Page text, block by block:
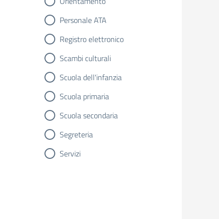
Personale ATA
Registro elettronico
Scambi culturali
Scuola dell'infanzia
Scuola primaria
Scuola secondaria
Segreteria
Servizi